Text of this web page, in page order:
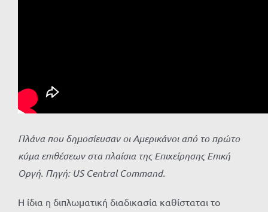
Πλάνα που δημοσίευσαν οι Αμερικάνοι από το πρώτο
κύμα επιθέσεων στα πλαίσια της Επιχείρησης Επική
Οργή. Πηγή: US Central Command.
Η ίδια η διπλωματική διαδικασία καθίσταται το